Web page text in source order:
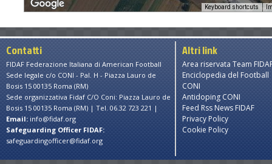
For development purposes only
purposes only
Keyboard shortcuts
Contatti
FIDAF Federazione Italiana di American Football
Sede legale c/o CONI - Pal. H - Piazza Lauro de
Bosis 15 00135 Roma (RM)
Sede organizzativa Fidaf C/O Coni: Piazza Lauro de
Bosis 15 00135 Roma (RM) | Tel. 06.32 723 221 |
Email: info@fidaf.org
Safeguarding Officer FIDAF:
safeguardingofficer@fidaf.org
Altri link
Area riservata Team
Enciclopedia del Football
CONI
Antidoping CONI
Feed Rss News FIDAF
Privacy Policy
Cookie Policy